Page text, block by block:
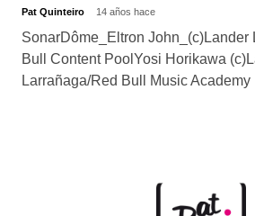
Pat Quinteiro 14 años hace
SonarDôme_Eltron John_(c)Lander
Bull Content PoolYosi Horikawa
Larrañaga/Red Bull Music